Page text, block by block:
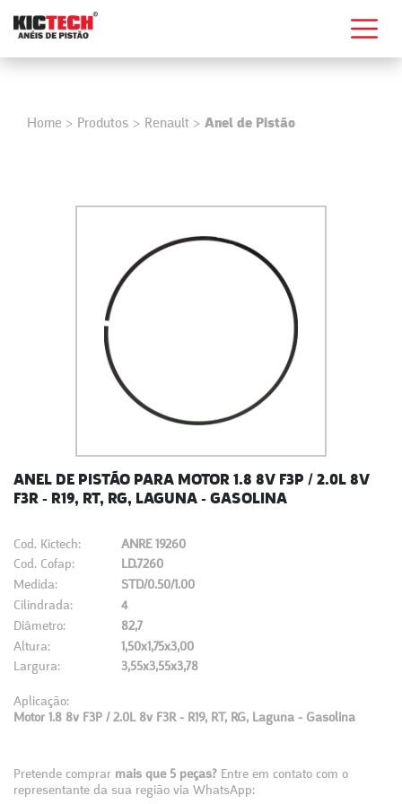
Home > Produtos > Renault > Anel de Pistão
ANEL DE PISTÃO PARA MOTOR 1.8 8V F3P / 2.0L 8V
F3R - R19, RT, RG, LAGUNA - GASOLINA
Cod. Kictech:
ANRE 19260
Cod. Cofap:
LD.7260
Medida:
STD/0.50/1.00
Cilindrada:
4
Diâmetro:
82,7
Altura:
1,50x1,75x3,00
Largura:
3,55x3,55x3,78
Aplicação:
Motor 1.8 8v F3P / 2.0L 8v F3R - R19, RT, RG, Laguna - Gasolina
Pretende comprar mais que 5 peças? Entre em contato com o
representante da sua região via WhatsApp: